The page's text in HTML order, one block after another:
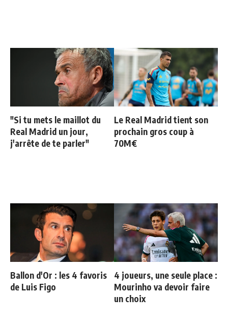
"Si tu mets le maillot du
Real Madrid un jour,
j'arrête de te parler"
Le Real Madrid tient son
prochain gros coup à
70M€
Ballon d'Or : les 4 favoris
de Luis Figo
4 joueurs, une seule place :
Mourinho va devoir faire
un choix